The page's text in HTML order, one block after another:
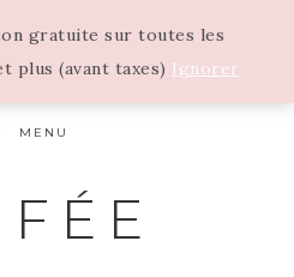
gratuite sur toutes les
plus (avant taxes) Ignorer
MENU